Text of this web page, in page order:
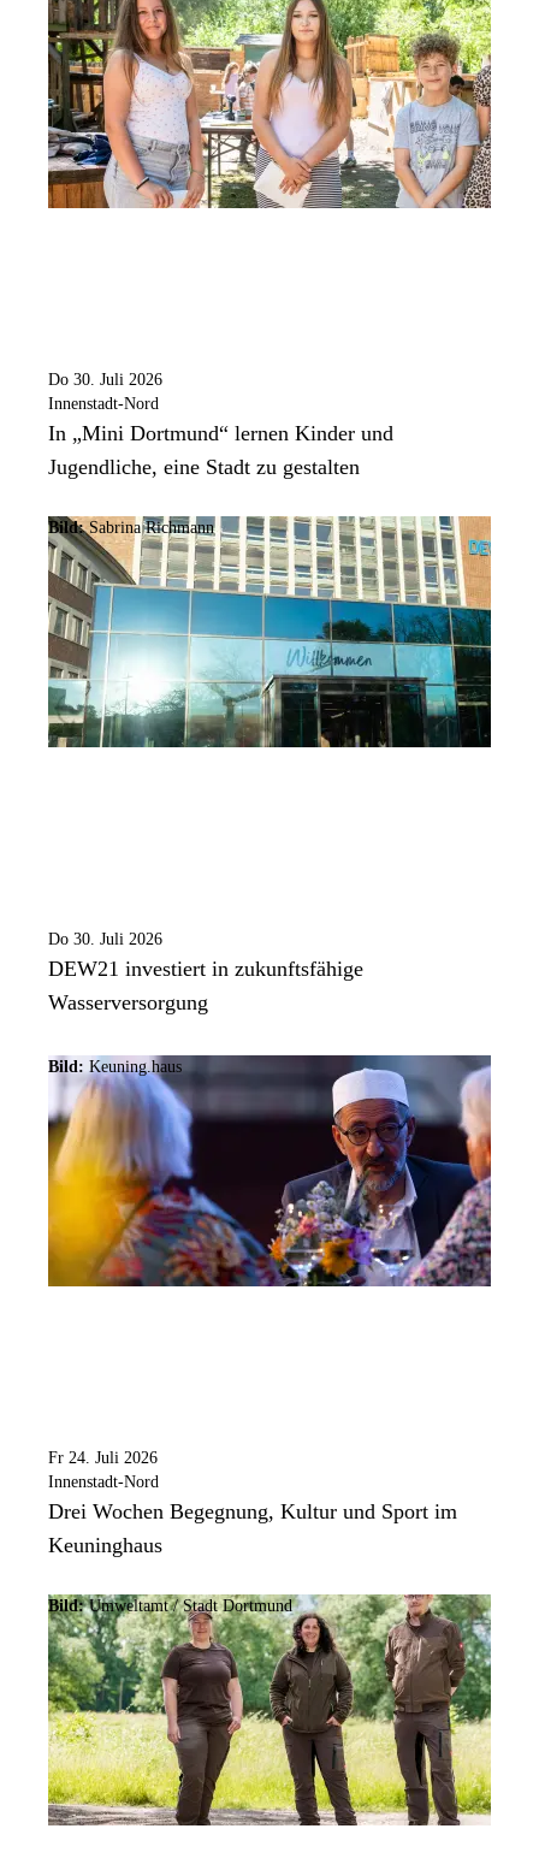
Do 30. Juli 2026
Innenstadt-Nord
In „Mini Dortmund“ lernen Kinder und
Jugendliche, eine Stadt zu gestalten
Bild: Sabrina Richmann
Do 30. Juli 2026
DEW21 investiert in zukunftsfähige
Wasserversorgung
Bild: Keuning.haus
Fr 24. Juli 2026
Innenstadt-Nord
Drei Wochen Begegnung, Kultur und Sport im
Keuninghaus
Bild:Umweltamt /Stadt Dortmund